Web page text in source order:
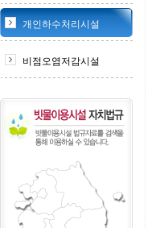
개인하수처리시설
비점오염저감시설